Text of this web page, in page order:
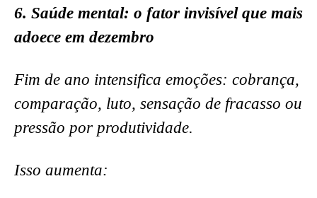
6. Saúde mental: o fator invisível que mais
adoece em dezembro
Fim de ano intensifica emoções: cobrança,
comparação, luto, sensação de fracasso ou
pressão por produtividade.
Isso aumenta: